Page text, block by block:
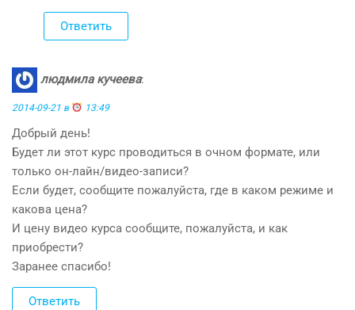
Ответить
людмила кучеева:
2014-09-21 в 13:49
Добрый день!
Будет ли этот курс проводиться в очном формате, или
только он-лайн/видео-записи?
Если будет, сообщите пожалуйста, где в каком режиме и
какова цена?
И цену видео курса сообщите, пожалуйста, и как
приобрести?
Заранее спасибо!
Ответить